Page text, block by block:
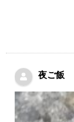
夜ご飯